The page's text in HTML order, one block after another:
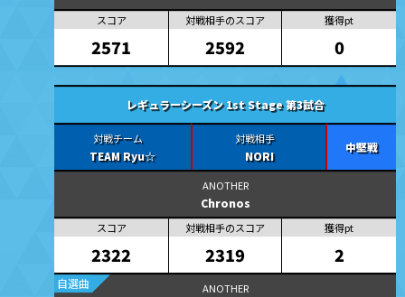
2571 2592 0
レギュラーシーズン 1st Stage 第3試合
TEAM Ryu☆ NORI
中堅戦
Chronos
2322 2319 2
自選曲